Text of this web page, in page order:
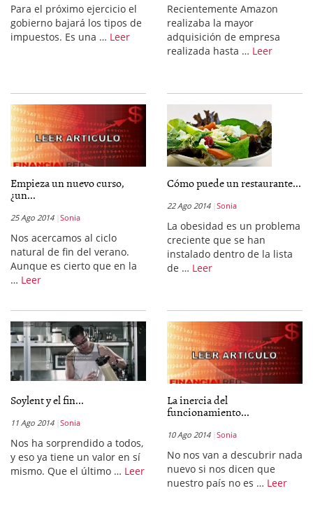
Para el próximo ejercicio el
gobierno bajará los tipos de
impuestos. Es una … Leer
Recientemente Amazon
realizaba la mayor
adquisición de empresa
realizada hasta … Leer
Empieza un nuevo curso,
¿un...
25 Ago 2014 Sonia
Nos acercamos al ciclo
natural de fin del verano.
Aunque es cierto que en la
… Leer
Cómo puede un restaurante...
22 Ago 2014 Sonia
La obesidad es un problema
creciente que se han
instalado dentro de la lista
de … Leer
Soylent y el fin...
11 Ago 2014 Sonia
Nos ha sorprendido a todos,
y eso ya tiene un valor en sí
mismo. Que el último … Leer
La inercia del
funcionamiento...
10 Ago 2014 Sonia
No nos van a descubrir nada
nuevo si nos dicen que
nuestro país no es … Leer